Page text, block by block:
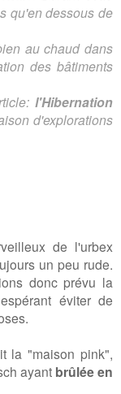
qu'en dessous de
au chaud dans
des bâtiments
l'Hibernation
d'explorations
de l'urbex
un peu rude.
donc prévu la
éviter de
la "maison pink",
ayant brûlée en